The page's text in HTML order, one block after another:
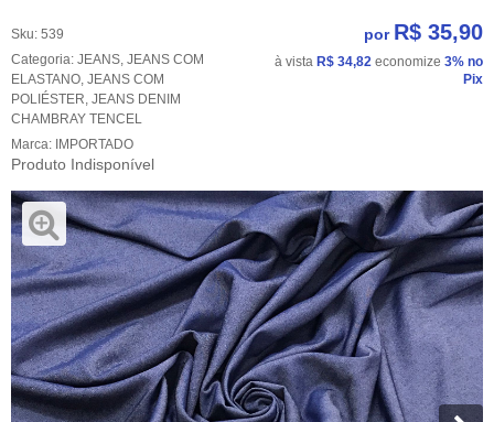
Sku: 539
Categoria: JEANS, JEANS COM
ELASTANO, JEANS COM
POLIÉSTER, JEANS DENIM
CHAMBRAY TENCEL
Marca: IMPORTADO
Produto Indisponível
por R$ 35,90
à vista R$ 34,82 economize 3% no
Pix